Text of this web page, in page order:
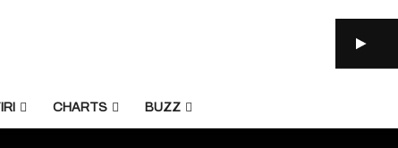
CHARTS BUZZ